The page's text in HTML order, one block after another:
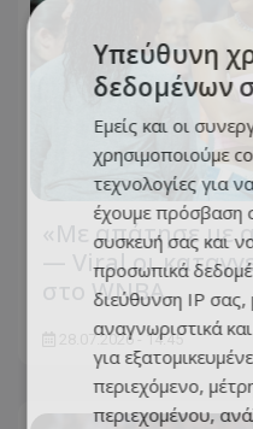
«Με απάτησε με
— Viral οι
στο WNBA
28.07.2026 - 14:45
Υπεύθυνη
δεδομένων
Εμείς και οι
χρησιμοποιούμε
τεχνολογίες για
έχουμε πρόσβαση
συσκευή σας και
προσωπικά
διεύθυνση IP σας,
αναγνωριστικά
για
περιεχόμενο,
περιεχομένου,